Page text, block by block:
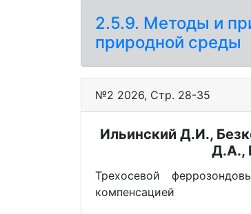
2.5.9. Методы и
природной среды
№2 2026, Стр. 28-35
Ильинский Д.И.,
Д.А.,
Трехосевой
компенсацией